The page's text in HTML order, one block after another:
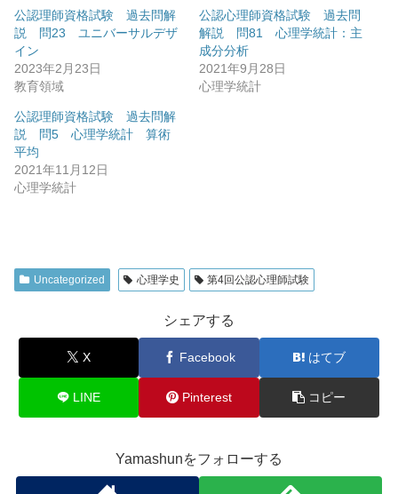
公認理師資格試験 過去問解
説 問23 ユニバーサルデザ
イン
2023年2月23日
教育領域
公認心理師資格試験 過去問
解説 問81 心理学統計：主
成分分析
2021年9月28日
心理学統計
公認理師資格試験 過去問解
説 問5 心理学統計 算術
平均
2021年11月12日
心理学統計
Uncategorized 心理学史 第4回公認心理師試験
シェアする
X Facebook はてブ
LINE Pinterest コピー
Yamashunをフォローする